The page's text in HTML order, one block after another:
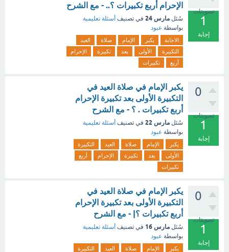
تصويتات
1
إجابة
الإحرام أربع تكبيرات ؟.. - مع الشرح
سُئل مارس 24 في تصنيف أسئلة تعليمية
بواسطة عبود
الاجابة يكبر الإمام صلاة
العيد
التكبيرة
الأولى بعد تكبيرة
الإحرام
أربع
تكبيرات
0
تصويتات
1
إجابة
يكبر الإمام في صلاة العيد في
التكبيرة الأولى بعد تكبيرة الإحرام
أربع تكبيرات . ؟ - مع الشرح
سُئل مارس 22 في تصنيف أسئلة تعليمية
بواسطة عبود
يكبر الإمام صلاة العيد
التكبيرة
الأولى
بعد تكبيرة الإحرام
أربع
تكبيرات
0
تصويتات
1
إجابة
يكبر الإمام في صلاة العيد في
التكبيرة الأولى بعد تكبيرة الإحرام
أربع تكبيرات ؟| - مع الشرح
سُئل مارس 16 في تصنيف أسئلة تعليمية
بواسطة عبود
يكبر الإمام صلاة العيد
التكبيرة